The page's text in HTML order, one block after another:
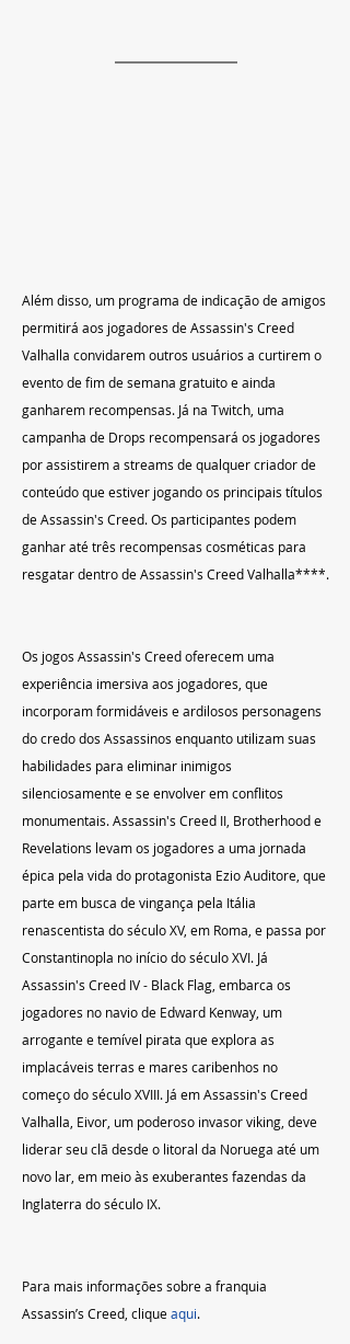
Além disso, um programa de indicação de amigos
permitirá aos jogadores de Assassin's Creed
Valhalla convidarem outros usuários a curtirem o
evento de fim de semana gratuito e ainda
ganharem recompensas. Já na Twitch, uma
campanha de Drops recompensará os jogadores
por assistirem a streams de qualquer criador de
conteúdo que estiver jogando os principais títulos
de Assassin's Creed. Os participantes podem
ganhar até três recompensas cosméticas para
resgatar dentro de Assassin's Creed Valhalla****.
Os jogos Assassin's Creed oferecem uma
experiência imersiva aos jogadores, que
incorporam formidáveis e ardilosos personagens
do credo dos Assassinos enquanto utilizam suas
habilidades para eliminar inimigos
silenciosamente e se envolver em conflitos
monumentais. Assassin's Creed II, Brotherhood e
Revelations levam os jogadores a uma jornada
épica pela vida do protagonista Ezio Auditore, que
parte em busca de vingança pela Itália
renascentista do século XV, em Roma, e passa por
Constantinopla no início do século XVI. Já
Assassin's Creed IV - Black Flag, embarca os
jogadores no navio de Edward Kenway, um
arrogante e temível pirata que explora as
implacáveis terras e mares caribenhos no
começo do século XVIII. Já em Assassin's Creed
Valhalla, Eivor, um poderoso invasor viking, deve
liderar seu clã desde o litoral da Noruega até um
novo lar, em meio às exuberantes fazendas da
Inglaterra do século IX.
Para mais informações sobre a franquia
Assassin’s Creed, clique aqui.